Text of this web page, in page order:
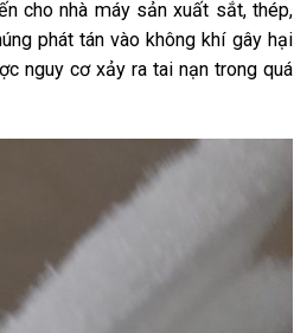
cho nhà máy sản xuất sắt, thép,
phát tán vào không khí gây hại
nguy cơ xảy ra tai nạn trong quá